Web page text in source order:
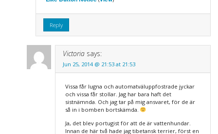
Reply
Victoria says:
Jun 25, 2014 @ 21:53 at 21:53
Vissa får lugna och automatväluppfostrade jyckar
och vissa får stollar. Jag har bara haft det
sistnämnda. Och jag tar på mig ansvaret, för de är
så in i bomben bortskämda.
Ja, det blev portugist för att de är vattenhundar.
Innan de här två hade jag tibetansk terrier, först en